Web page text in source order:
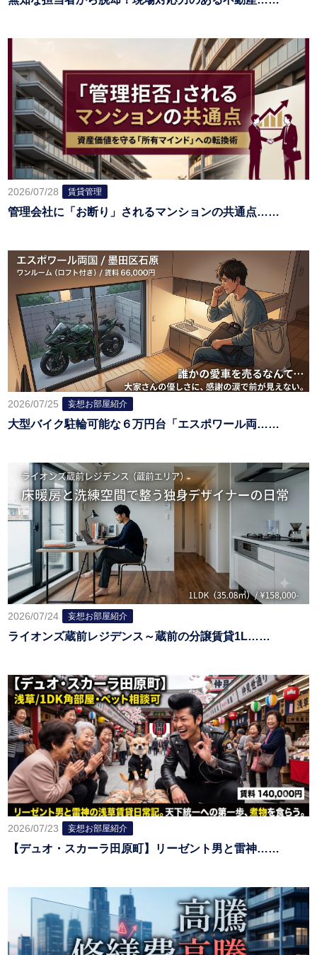
2026/07/28 賃貸管理
管理会社に「お断り」されるマンションの共通点……
2026/07/25 妄想お部屋紹介
大型バイク駐輪可能な６万円台「エスポワール両……
2026/07/24 妄想お部屋紹介
ライオンズ蔵前レジデンス～蔵前の分譲賃貸1L……
2026/07/23 妄想お部屋紹介
【デュオ・スカーラ田原町】リーゼント男と雷神……